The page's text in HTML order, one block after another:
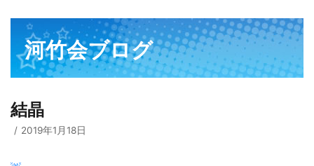
キ
プ
新着情報
□ お知らせ
河竹会について
□ 河竹会について
□ 小学部
実 績
河竹会ブログ
結晶
2019年1月18日